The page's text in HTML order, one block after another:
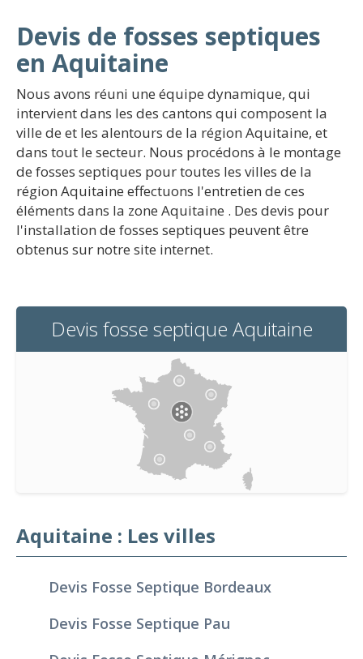
Devis de fosses septiques
en Aquitaine
Nous avons réuni une équipe dynamique, qui
intervient dans les des cantons qui composent la
ville de et les alentours de la région Aquitaine, et
dans tout le secteur. Nous procédons à le montage
de fosses septiques pour toutes les villes de la
région Aquitaine effectuons l'entretien de ces
éléments dans la zone Aquitaine . Des devis pour
l'installation de fosses septiques peuvent être
obtenus sur notre site internet.
Devis fosse septique Aquitaine
Aquitaine : Les villes
Devis Fosse Septique Bordeaux
Devis Fosse Septique Pau